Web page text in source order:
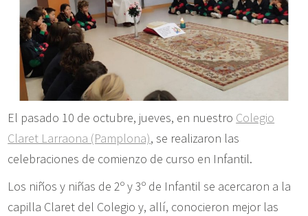
El pasado 10 de octubre, jueves, en nuestro Colegio
Claret Larraona (Pamplona), se realizaron las
celebraciones de comienzo de curso en Infantil.
Los niños y niñas de 2º y 3º de Infantil se acercaron a la
capilla Claret del Colegio y, allí, conocieron mejor las